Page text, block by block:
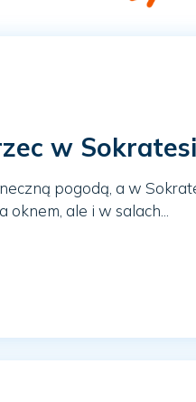
w
pogodą, a w
ale i w salach...